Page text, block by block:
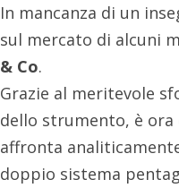
In mancanza di un
sul mercato di alcuni
& Co.
Grazie al meritevole
dello strumento, è
affronta
doppio sistema